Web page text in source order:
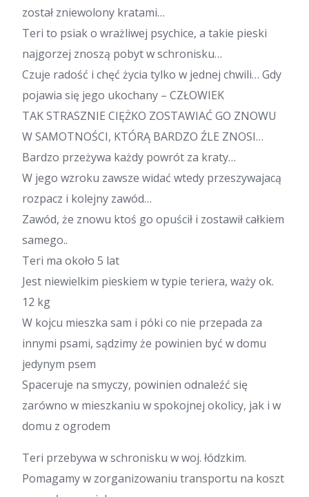
został zniewolony kratami…
Teri to psiak o wrażliwej psychice, a takie pieski
najgorzej znoszą pobyt w schronisku…
Czuje radość i chęć życia tylko w jednej chwili… Gdy
pojawia się jego ukochany – CZŁOWIEK
TAK STRASZNIE CIĘŻKO ZOSTAWIAĆ GO ZNOWU
W SAMOTNOŚCI, KTÓRĄ BARDZO ŹLE ZNOSI…
Bardzo przeżywa każdy powrót za kraty…
W jego wzroku zawsze widać wtedy przeszywajacą
rozpacz i kolejny zawód…
Zawód, że znowu ktoś go opuścił i zostawił całkiem
samego..
Teri ma około 5 lat
Jest niewielkim pieskiem w typie teriera, waży ok.
12 kg
W kojcu mieszka sam i póki co nie przepada za
innymi psami, sądzimy że powinien być w domu
jedynym psem
Spaceruje na smyczy, powinien odnaleźć się
zarówno w mieszkaniu w spokojnej okolicy, jak i w
domu z ogrodem
Teri przebywa w schronisku w woj. łódzkim.
Pomagamy w zorganizowaniu transportu na koszt